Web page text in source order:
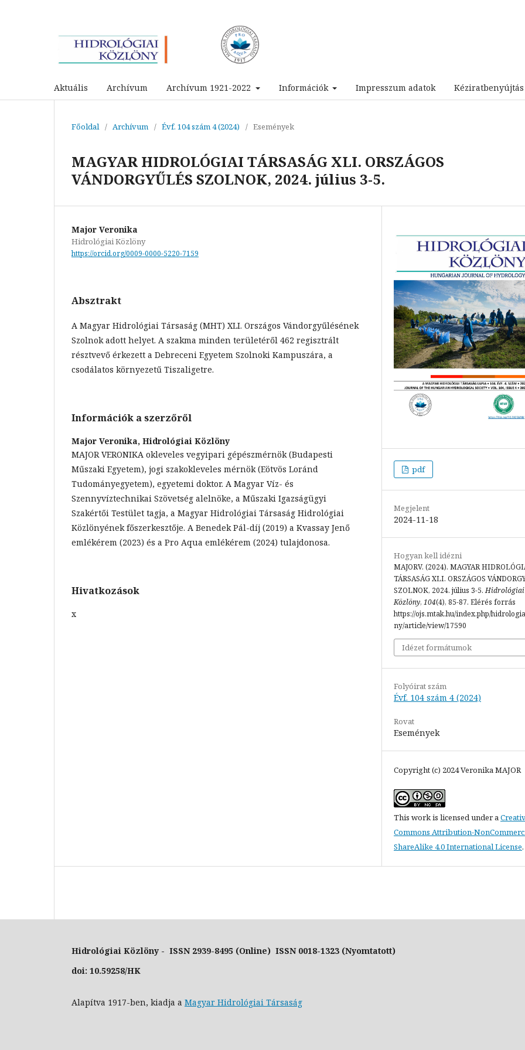
Aktuális Archívum Archívum 1921-2022 Információk Impresszum adatok Kéziratbenyújtás
Főoldal / Archívum / Évf. 104 szám 4 (2024) / Események
MAGYAR HIDROLÓGIAI TÁRSASÁG XLI. ORSZÁGOS
VÁNDORGYŰLÉS SZOLNOK, 2024. július 3-5.
Major Veronika
Hidrológiai Közlöny
https://orcid.org/0009-0000-5220-7159
Absztrakt
A Magyar Hidrológiai Társaság (MHT) XLI. Országos Vándorgyűlésének
Szolnok adott helyet. A szakma minden területéről 462 regisztrált
résztvevő érkezett a Debreceni Egyetem Szolnoki Kampuszára, a
csodálatos környezetű Tiszaligetre.
Információk a szerzőről
Major Veronika, Hidrológiai Közlöny
MAJOR VERONIKA okleveles vegyipari gépészmérnök (Budapesti
Műszaki Egyetem), jogi szakokleveles mérnök (Eötvös Loránd
Tudományegyetem), egyetemi doktor. A Magyar Víz- és
Szennyvíztechnikai Szövetség alelnöke, a Műszaki Igazságügyi
Szakértői Testület tagja, a Magyar Hidrológiai Társaság Hidrológiai
Közlönyének főszerkesztője. A Benedek Pál-díj (2019) a Kvassay Jenő
emlékérem (2023) és a Pro Aqua emlékérem (2024) tulajdonosa.
Hivatkozások
x
pdf
Megjelent
2024-11-18
Hogyan kell idézni
MAJORV. (2024). MAGYAR
TÁRSASÁG XLI. ORSZÁGOS
SZOLNOK, 2024. július 3-5.Hidrológiai
Közlöny, 104(4), 85-87. Elérés forrás
https://ojs.mtak.hu/index.php/
ny/article/view/17590
Idézet formátumok
Folyóirat szám
Évf. 104 szám 4 (2024)
Rovat
Események
Copyright (c) 2024 Veronika MAJOR
This work is licensed under a
Commons Attribution-
ShareAlike 4.0 International License.
Hidrológiai Közlöny - ISSN 2939-8495 (Online) ISSN 0018-1323 (Nyomtatott)
doi: 10.59258/HK
Alapítva 1917-ben, kiadja a Magyar Hidrológiai Társaság